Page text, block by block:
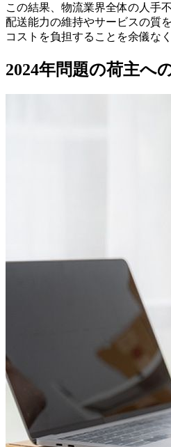
この結果、物流業界全体の人手
配送能力の維持やサービスの質
コストを負担することを余儀な
2024年問題の荷主へ